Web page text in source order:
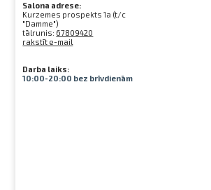
Salona adrese:
Kurzemes prospekts 1a (t/c
"Damme")
tālrunis: 67809420
rakstīt e-mail
Darba laiks:
10:00-20:00 bez brīvdienām